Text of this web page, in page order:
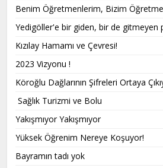
Benim Öğretmenlerim, Bizim
Yedigöller'e bir giden, bir de gitmeyen
Kızılay Hamamı ve Çevresi!
2023 Vizyonu !
Köroğlu Dağlarının Şifreleri Ortaya
Sağlık Turizmi ve Bolu
Yakışmıyor Yakışmıyor
Yüksek Öğrenim Nereye Koşuyor!
Bayramın tadı yok